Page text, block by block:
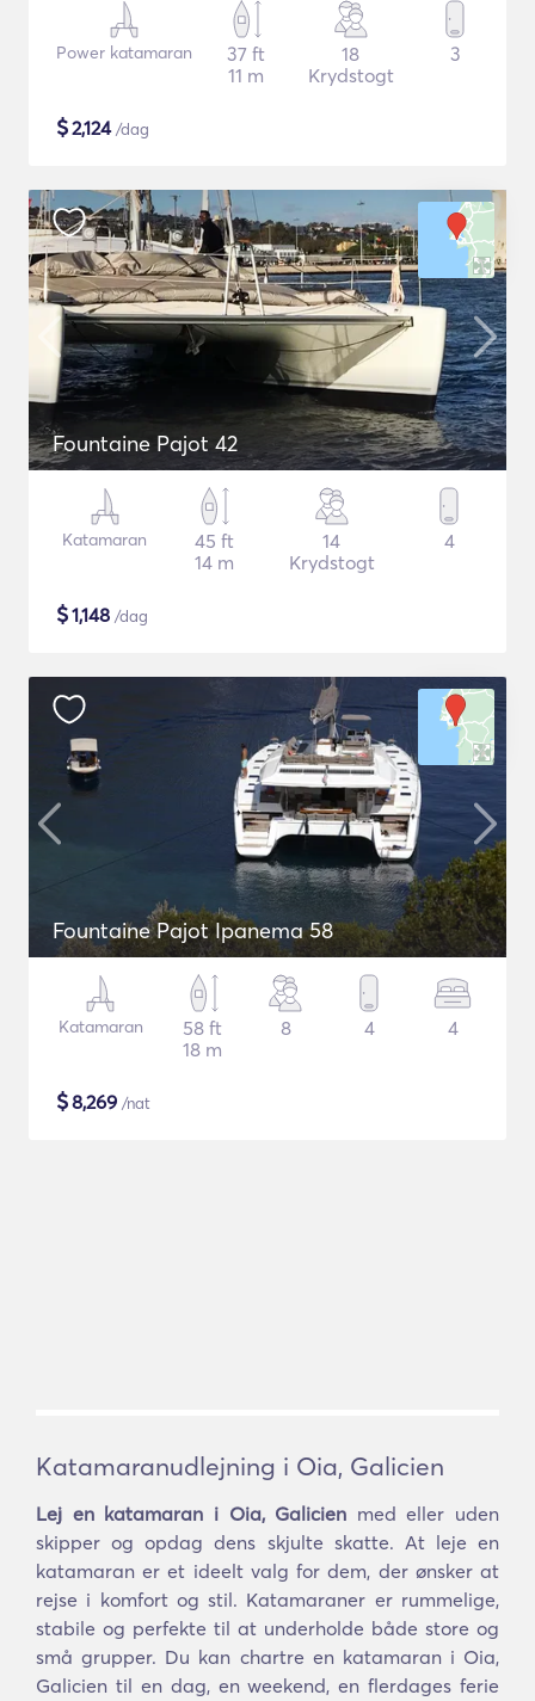
Power katamaran
37 ft
11 m
18
Krydstogt
3
$2,124/dag
Fountaine Pajot 42
Katamaran
45 ft
14 m
14
Krydstogt
4
$1,148 /dag
Fountaine Pajot Ipanema 58
Katamaran
58 ft
18 m
8 4 4
$8,269 /nat
Katamaranudlejning i Oia, Galicien
Lej en katamaran i Oia, Galicien med eller uden
skipper og opdag dens skjulte skatte. At leje en
katamaran er et ideelt valg for dem, der ønsker at
rejse i komfort og stil. Katamaraner er rummelige,
stabile og perfekte til at underholde både store og
små grupper. Du kan chartre en katamaran i Oia,
Galicien til en dag, en weekend, en flerdages ferie